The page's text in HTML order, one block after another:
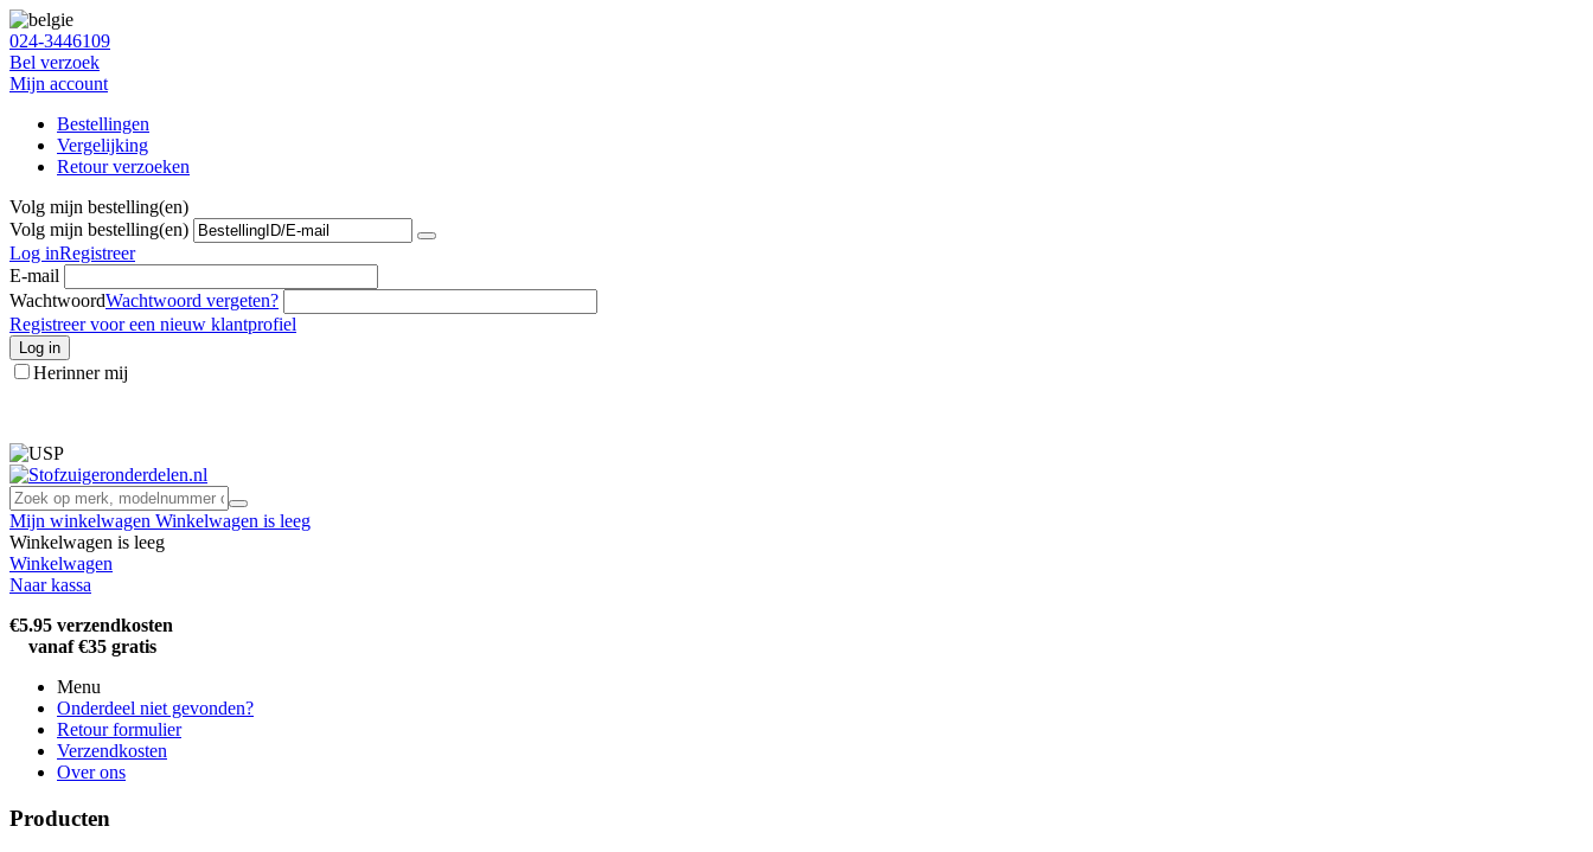
024-3446109
Bel verzoek
Mijn account
Bestellingen
Vergelijking
Retour verzoeken
Volg mijn bestelling(en)
Volg mijn bestelling(en)
Log inRegistreer
E-mail
WachtwoordWachtwoord vergeten?
Registreer voor een nieuw klantprofiel
Log in
Herinner mij
Mijn winkelwagen Winkelwagen is leeg
Winkelwagen is leeg
Winkelwagen
Naar kassa
€5.95 verzendkosten
vanaf €35 gratis
Menu
Onderdeel niet gevonden?
Retour formulier
Verzendkosten
Over ons
Producten